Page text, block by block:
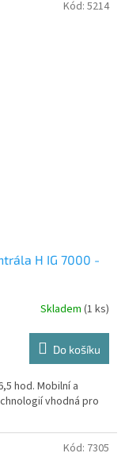
H IG 7000 -
Skladem (1 ks)
Do košíku
hod. Mobilní a
vhodná pro
Kód: 5214
Kód: 7305